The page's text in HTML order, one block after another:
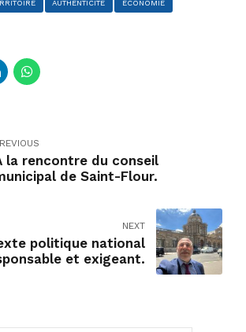
AUTHENTICITÉ ÉCONOMIE
la rencontre du conseil
de Saint-Flour.
NEXT
politique national
et exigeant.